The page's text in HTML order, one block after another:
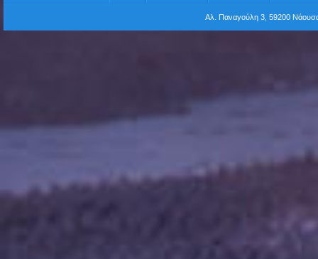
Αλ. Παναγούλη 3, 59200